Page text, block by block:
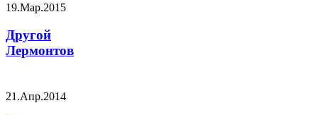
19.Мар.2015
Другой
Лермонтов
21.Апр.2014